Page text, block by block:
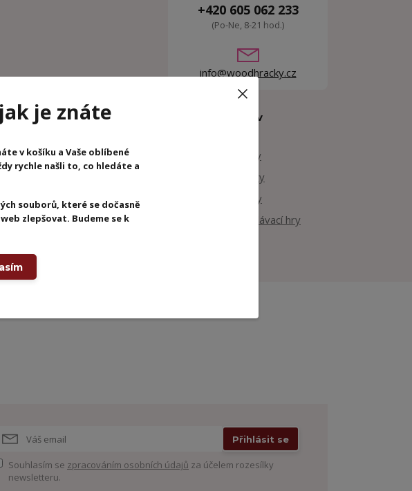
dílků do čtverce podle
kterých vytvoříte finální
+420 605 062 233
(Po-Ne, 8-21 hod.)
info@woodhracky.cz
Zboží zařazeno v
Dřevěné hračky
Společenské hry
Dřevěné kostky
Logické a vzdělávací hry
Přihlásit se
Souhlasím se zpracováním osobních údajů za účelem rozesílky
newsletteru.
je znáte
v košíku a Vaše oblíbené
rychle našli to, co hledáte a
souborů, které se dočasně
zlepšovat. Budeme se k